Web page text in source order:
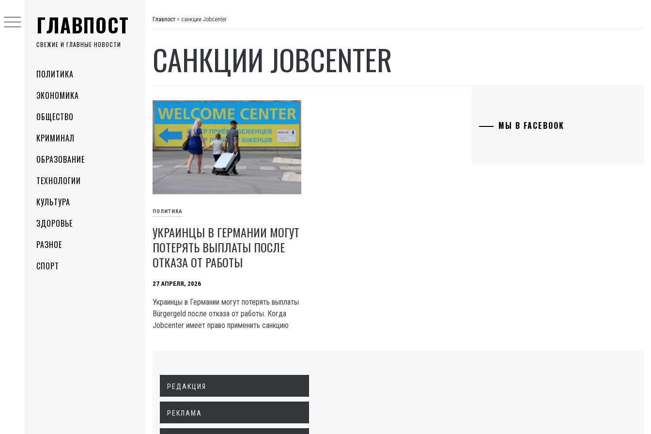
ГЛАВПОСТ
СВЕЖИЕ И ГЛАВНЫЕ НОВОСТИ
MenuПОЛИТИКА
ЭКОНОМИКА
ОБЩЕСТВО
КРИМИНАЛ
ОБРАЗОВАНИЕ
ТЕХНОЛОГИИ
КУЛЬТУРА
ЗДОРОВЬЕ
РАЗНОЕ
СПОРТ
to
content
Главпост > санкции Jobcenter
САНКЦИИ JOBCENTER
ПОЛИТИКА
УКРАИНЦЫ В ГЕРМАНИИ МОГУТ
ПОТЕРЯТЬ ВЫПЛАТЫ ПОСЛЕ
ОТКАЗА ОТ РАБОТЫ
27 АПРЕЛЯ, 2026
Украинцы в Германии могут потерять выплаты
Bürgergeld после отказа от работы. Когда
Jobcenter имеет право применить санкцию
МЫ В FACEBOOK
РЕДАКЦИЯ
РЕКЛАМА